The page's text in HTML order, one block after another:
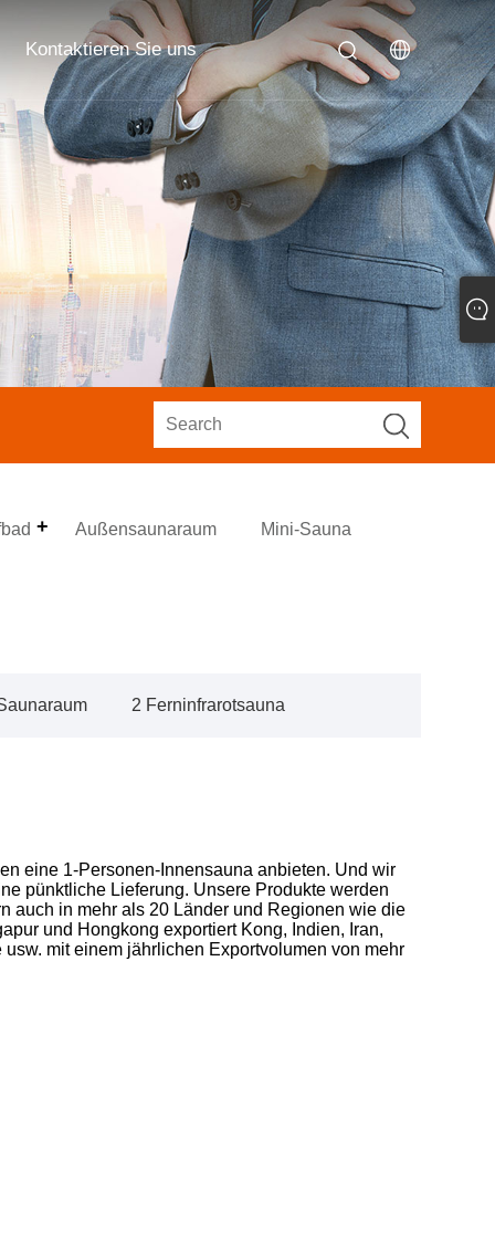
Kontaktieren Sie uns
Außensaunaraum Mini-Sauna
2 Ferninfrarotsauna
eine 1-Personen-Innensauna anbieten. Und wir
pünktliche Lieferung. Unsere Produkte werden
auch in mehr als 20 Länder und Regionen wie die
und Hongkong exportiert Kong, Indien, Iran,
mit einem jährlichen Exportvolumen von mehr